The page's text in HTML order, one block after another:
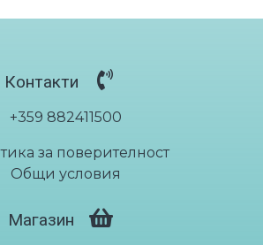
Контакти
+359 882411500
за поверителност
Общи условия
Магазин